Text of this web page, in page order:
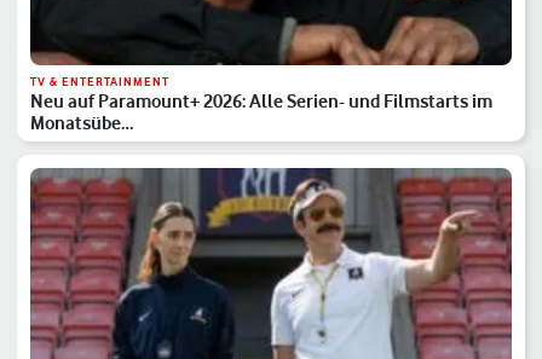
TV & ENTERTAINMENT
Neu auf Paramount+ 2026: Alle Serien- und Filmstarts im
Monatsübe…